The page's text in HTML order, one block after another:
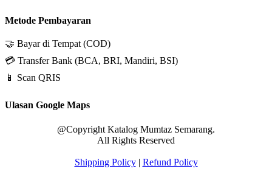
Metode Pembayaran
🤝 Bayar di Tempat (COD)
💳 Transfer Bank (BCA, BRI, Mandiri, BSI)
📱 Scan QRIS
Ulasan Google Maps
@Copyright Katalog Mumtaz Semarang.
All Rights Reserved
Shipping Policy| Refund Policy